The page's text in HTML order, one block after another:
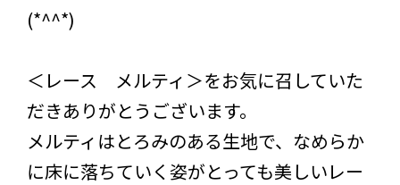
(*^^*)
＜レース メルティ＞をお気に召していた
だきありがとうございます。
メルティはとろみのある生地で、なめらか
に床に落ちていく姿がとっても美しいレー